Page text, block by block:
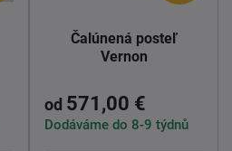
Čalúnená posteľ
Vernon
od 571,00 €
Dodáváme do 8-9 týdnů